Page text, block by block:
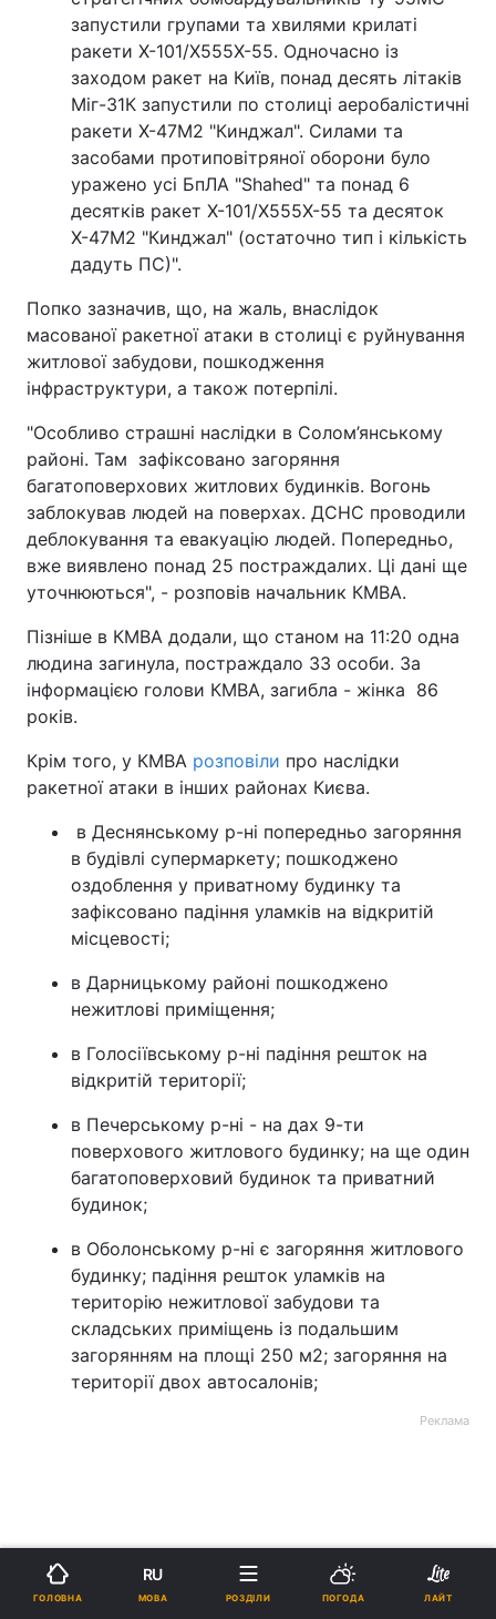
запустили групами та хвилями крилаті
ракети Х-101/Х555Х-55. Одночасно із
заходом ракет на Київ, понад десять літаків
Міг-31К запустили по столиці аеробалістичні
ракети Х-47М2 "Кинджал". Силами та
засобами протиповітряної оборони було
уражено усі БпЛА "Shahed" та понад 6
десятків ракет Х-101/Х555Х-55 та десяток
Х-47М2 "Кинджал" (остаточно тип і кількість
дадуть ПС)".
Попко зазначив, що, на жаль, внаслідок
масованої ракетної атаки в столиці є руйнування
житлової забудови, пошкодження
інфраструктури, а також потерпілі.
"Особливо страшні наслідки в Солом’янському
районі. Там зафіксовано загоряння
багатоповерхових житлових будинків. Вогонь
заблокував людей на поверхах. ДСНС проводили
деблокування та евакуацію людей. Попередньо,
вже виявлено понад 25 постраждалих. Ці дані ще
уточнюються", - розповів начальник КМВА.
Пізніше в КМВА додали, що станом на 11:20 одна
людина загинула, постраждало 33 особи. За
інформацією голови КМВА, загибла - жінка 86
років.
Крім того, у КМВА розповіли про наслідки
ракетної атаки в інших районах Києва.
в Деснянському р-ні попередньо загоряння
в будівлі супермаркету; пошкоджено
оздоблення у приватному будинку та
зафіксовано падіння уламків на відкритій
місцевості;
в Дарницькому районі пошкоджено
нежитлові приміщення;
в Голосіївському р-ні падіння решток на
відкритій території;
в Печерському р-ні - на дах 9-ти
поверхового житлового будинку; на ще один
багатоповерховий будинок та приватний
будинок;
в Оболонському р-ні є загоряння житлового
будинку; падіння решток уламків на
територію нежитлової забудови та
складських приміщень із подальшим
загорянням на площі 250 м2; загоряння на
території двох автосалонів;
Реклама
ad
ГОЛОВНА
RU
МОВА РОЗДІЛИ ПОГОДА ЛАЙТ